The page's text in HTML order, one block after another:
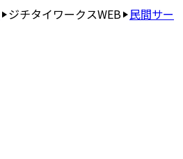
ジチタイワークスWEB 民間サー